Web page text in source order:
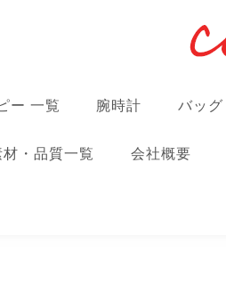
ー 一覧 腕時計 バッグ
・品質一覧 会社概要